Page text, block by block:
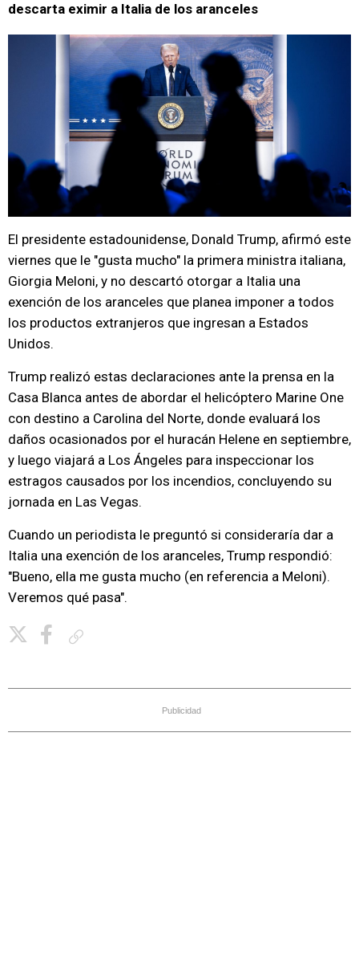
descarta eximir a Italia de los aranceles
El presidente estadounidense, Donald Trump, afirmó este
viernes que le "gusta mucho" la primera ministra italiana,
Giorgia Meloni, y no descartó otorgar a Italia una
exención de los aranceles que planea imponer a todos
los productos extranjeros que ingresan a Estados
Unidos.
Trump realizó estas declaraciones ante la prensa en la
Casa Blanca antes de abordar el helicóptero Marine One
con destino a Carolina del Norte, donde evaluará los
daños ocasionados por el huracán Helene en septiembre,
y luego viajará a Los Ángeles para inspeccionar los
estragos causados por los incendios, concluyendo su
jornada en Las Vegas.
Cuando un periodista le preguntó si consideraría dar a
Italia una exención de los aranceles, Trump respondió:
"Bueno, ella me gusta mucho (en referencia a Meloni).
Veremos qué pasa".
Publicidad